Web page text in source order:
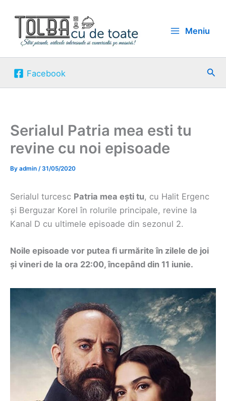
content
Meniu
Facebook
Serialul Patria mea esti tu
revine cu noi episoade
By admin /31/05/2020
Serialul turcesc Patria mea ești tu, cu Halit Ergenc
și Berguzar Korel în rolurile principale, revine la
Kanal D cu ultimele episoade din sezonul 2.
Noile episoade vor putea fi urmărite în zilele de joi
și vineri de la ora 22:00, începând din 11 iunie.